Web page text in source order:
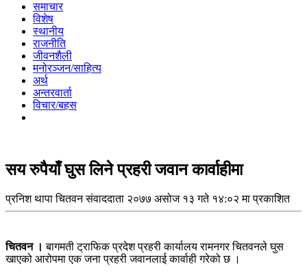
समाचार
विशेष
स्थानीय
राजनीति
जीवनशैली
मनोरञ्जन/साहित्य
अर्थ
अन्तरवार्ता
विचार/बहस
सय रुपैयाँ घुस लिने प्रहरी जवान कार्वाहीमा
प्रनिश थापा चितवन संवाददाता २०७७ असोज १३ गते १४:०२ मा प्रकाशित
चितवन । बागमती ट्राफिक प्रदेश प्रहरी कार्यालय रामनगर चितवनले घुस
खाएको आरोपमा एक जना प्रहरी जवानलाई कार्वाही गरेको छ ।